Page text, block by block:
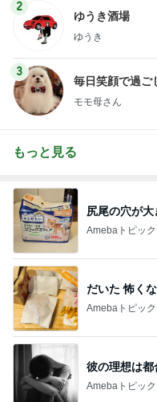
2
ゆうき酒場
ゆうき
3
毎日笑顔で過ご
モモ母さん
もっと見る
尻尾の穴が
Amebaトピック
だいた 怖く
Amebaトピック
彼の理想は
Amebaトピック